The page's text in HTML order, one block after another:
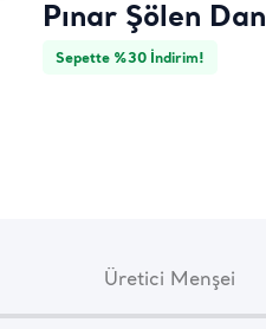
Pınar Şölen
Sepette %30 İndirim!
Üretici Menşei